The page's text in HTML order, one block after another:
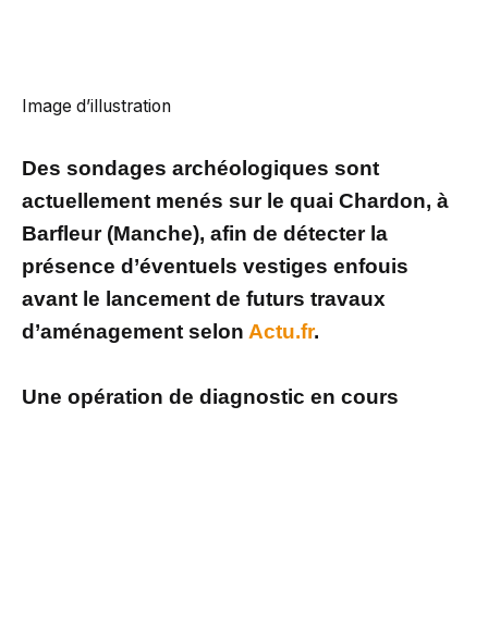
Image d’illustration
Des sondages archéologiques sont
actuellement menés sur le quai Chardon, à
Barfleur (Manche), afin de détecter la
présence d’éventuels vestiges enfouis
avant le lancement de futurs travaux
d’aménagement selon Actu.fr.
Une opération de diagnostic en cours